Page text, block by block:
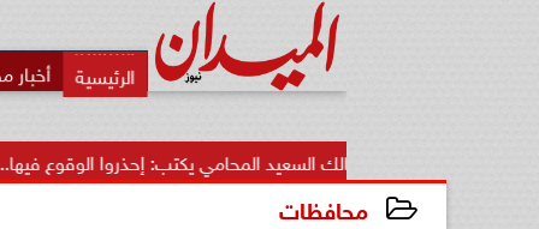
أخبار
مالك السعيد المحامي يكتب: إحذروا الوقوع فيها.. أخطاء قاتلة
محافظات